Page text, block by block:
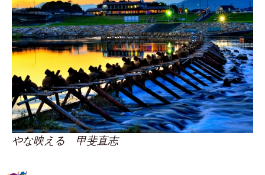
やな映える 甲斐直志